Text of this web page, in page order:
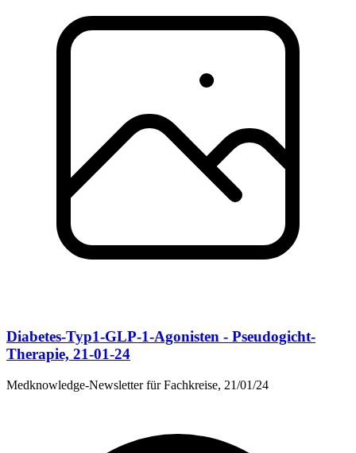
Diabetes-Typ1-GLP-1-Agonisten - Pseudogicht-
Therapie, 21-01-24
Medknowledge-Newsletter für Fachkreise, 21/01/24